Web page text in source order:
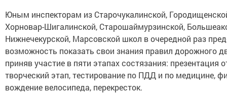
Юным инспекторам из Старочукалинской,
Хорновар-Шигалинской, Старошаймурзинской,
Нижнечекурской, Марсовской школ в очередной раз
возможность показать свои знания правил дорожного
приняв участие в пяти этапах состязания: презентация
творческий этап, тестирование по ПДД и по медицине,
вождение велосипеда, перекресток.